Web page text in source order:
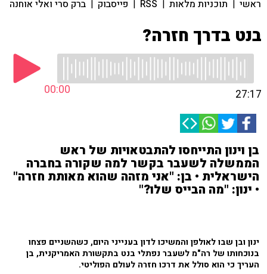
ראשי | תוכניות מלאות |
RSS
| פייסבוק | ברק סרי ואלי אוחנה
בנט בדרך חזרה?
00:00 27:17
בן וינון התייחסו להתבטאויות של ראש
הממשלה לשעבר בקשר למה שקורה בחברה
הישראלית • בן: "אני מזהה שהוא מאותת חזרה"
• ינון: "מה הבייס שלו?"
ינון ובן שבו לאולפן והמשיכו לדון בענייני היום, כשהשניים פצחו
בנוכחותו של רה"מ לשעבר נפתלי בנט בתקשורת האמריקנית, בן
העריך כי הוא סולל את דרכו חזרה לעולם הפוליטי.